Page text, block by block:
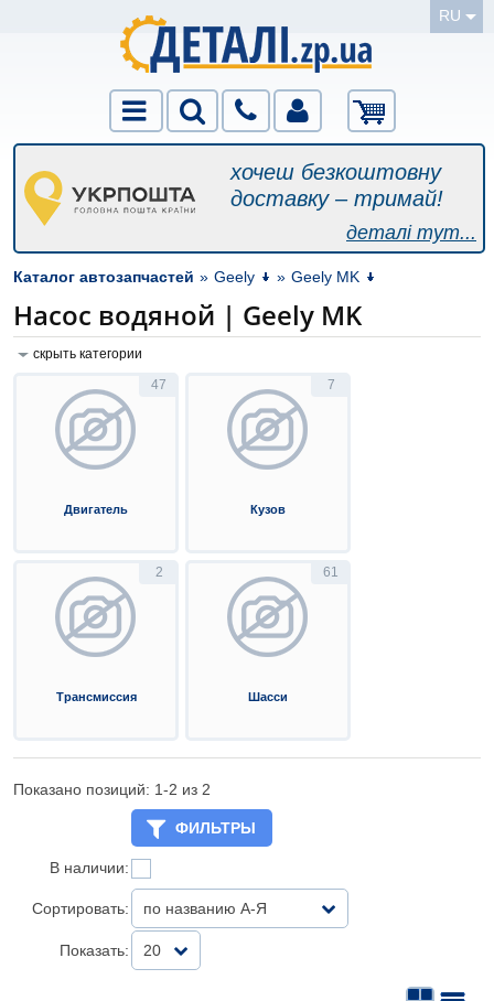
RU
хочеш безкоштовну
доставку – тримай!
деталі тут...
Каталог автозапчастей » Geely » Geely MK
Насос водяной | Geely MK
скрыть категории
47
Двигатель
7
Кузов
2
Трансмиссия
61
Шасси
Показано позиций: 1-2 из 2
ФИЛЬТРЫ
В наличии:
Сортировать: по названию А-Я
Показать: 20